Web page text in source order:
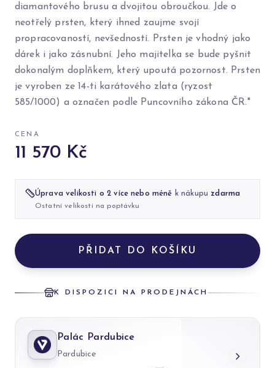
diamantového brusu a dvojitou obroučkou. Jde o
neotřelý prsten, který ihned zaujme svojí
propracovaností, nevšedností. Prsten je vhodný jako
dárek i jako zásnubní. Jeho majitelka se bude pyšnit
dokonalým doplňkem, který upoutá pozornost. Prsten
je vyroben ze 14-ti karátového zlata (ryzost
585/1000) a označen podle Puncovního zákona ČR."
CENA
11 570 Kč
Úprava velikosti o 2 více nebo méně k nákupu zdarma
Ostatní velikosti na poptávku
PŘIDAT DO KOŠÍKU
K DISPOZICI NA PRODEJNÁCH
Palác Pardubice
Pardubice